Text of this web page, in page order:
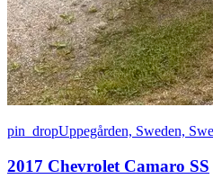
pin_dropUppegården, Sweden,
2017 Chevrolet Camaro SS